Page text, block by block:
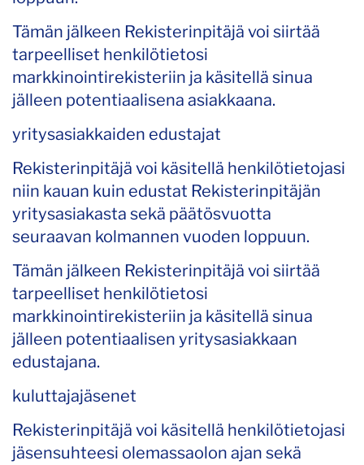
Tämän jälkeen Rekisterinpitäjä voi siirtää
tarpeelliset henkilötietosi
markkinointirekisteriin ja käsitellä sinua
jälleen potentiaalisena asiakkaana.
yritysasiakkaiden edustajat
Rekisterinpitäjä voi käsitellä henkilötietojasi
niin kauan kuin edustat Rekisterinpitäjän
yritysasiakasta sekä päätösvuotta
seuraavan kolmannen vuoden loppuun.
Tämän jälkeen Rekisterinpitäjä voi siirtää
tarpeelliset henkilötietosi
markkinointirekisteriin ja käsitellä sinua
jälleen potentiaalisen yritysasiakkaan
edustajana.
kuluttajajäsenet
Rekisterinpitäjä voi käsitellä henkilötietojasi
jäsensuhteesi olemassaolon ajan sekä